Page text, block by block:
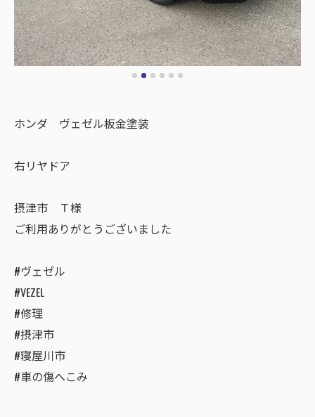
ホンダ ヴェゼル板金塗装
右リヤドア
摂津市 Ｔ様
ご利用ありがとうございました
#ヴェゼル
#VEZEL
#修理
#摂津市
#寝屋川市
#車の傷へこみ